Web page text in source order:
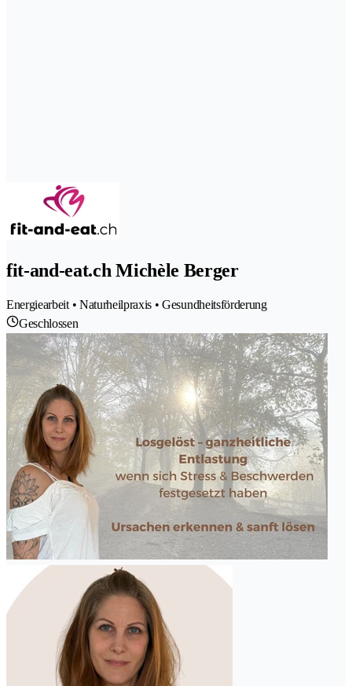
fit-and-eat.ch Michèle Berger
Energiearbeit • Naturheilpraxis • Gesundheitsförderung
Geschlossen